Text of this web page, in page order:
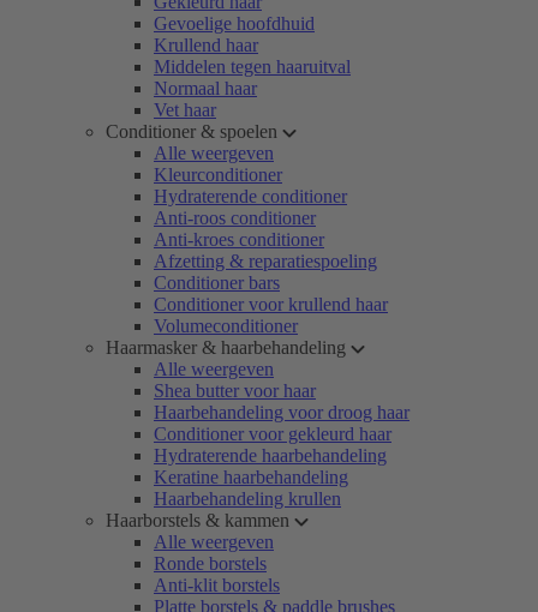
Gevoelige hoofdhuid
Krullend haar
Middelen tegen haaruitval
Normaal haar
Vet haar
Conditioner & spoelen
Alle weergeven
Kleurconditioner
Hydraterende conditioner
Anti-roos conditioner
Anti-kroes conditioner
Afzetting & reparatiespoeling
Conditioner bars
Conditioner voor krullend haar
Volumeconditioner
Haarmasker & haarbehandeling
Alle weergeven
Shea butter voor haar
Haarbehandeling voor droog haar
Conditioner voor gekleurd haar
Hydraterende haarbehandeling
Keratine haarbehandeling
Haarbehandeling krullen
Haarborstels & kammen
Alle weergeven
Ronde borstels
Anti-klit borstels
Platte borstels & paddle brushes